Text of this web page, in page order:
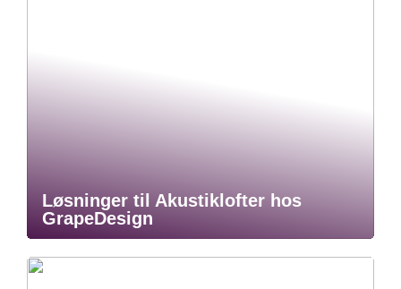
Løsninger til Akustiklofter hos
GrapeDesign